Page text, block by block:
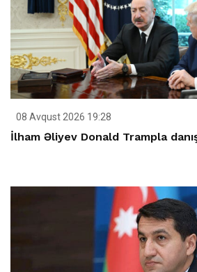
08 Avqust 2026 19:28
İlham Əliyev Donald Trampla